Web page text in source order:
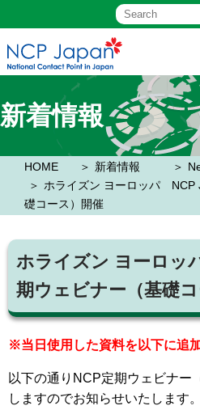
新着情報
HOME 新着情報
ホライズン ヨーロッパ NCP
礎コース）開催
ホライズン ヨーロッ
期ウェビナー（基礎
※当日使用した資料を以下に追
以下の通りNCP定期ウェビナー
しますのでお知らせいたします。